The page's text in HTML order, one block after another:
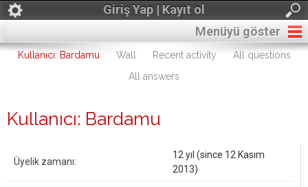
Giriş Yap | Kayıt ol
Menüyü göster
Kullanıcı: Bardamu Wall Recent activity
All questions
All answers
Kullanıcı: Bardamu
Üyelik zamanı:
12 yıl (since 12 Kasım
2013)